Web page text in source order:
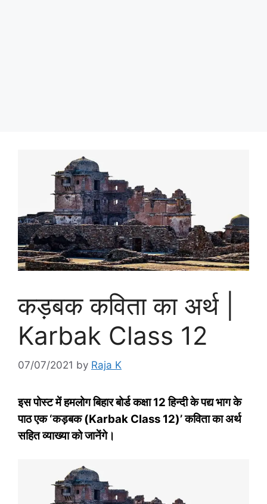
कड़‍बक कविता का अर्थ |
Karbak Class 12
07/07/2021 by Raja K
इस पोस्‍ट में हमलोग बिहार बोर्ड कक्षा 12 हिन्‍दी के पद्य भाग के
पाठ एक ‘कड़‍बक (Karbak Class 12)’ कविता का अर्थ
सहित व्‍याख्‍या को जानेंगे।